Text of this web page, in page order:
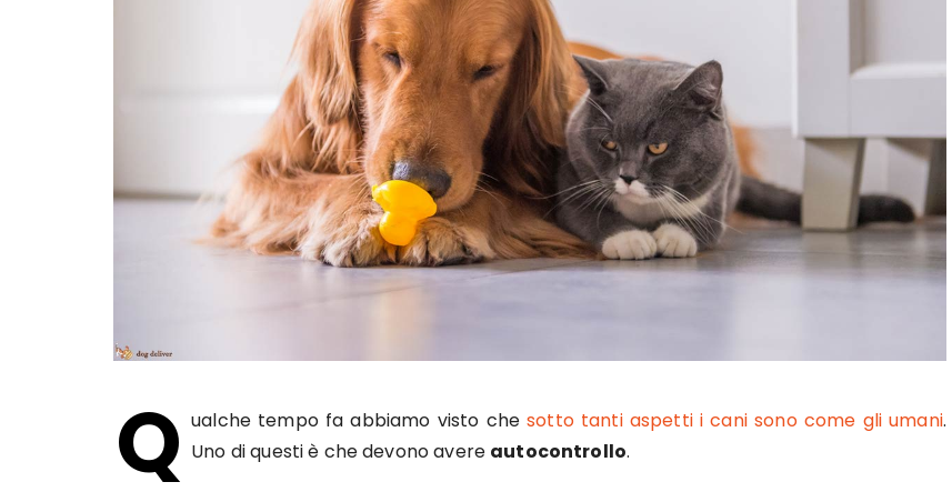
Q ualche tempo fa abbiamo visto chesotto tanti aspetti i cani sono come gli umani.
Uno di questi è che devono avere autocontrollo.